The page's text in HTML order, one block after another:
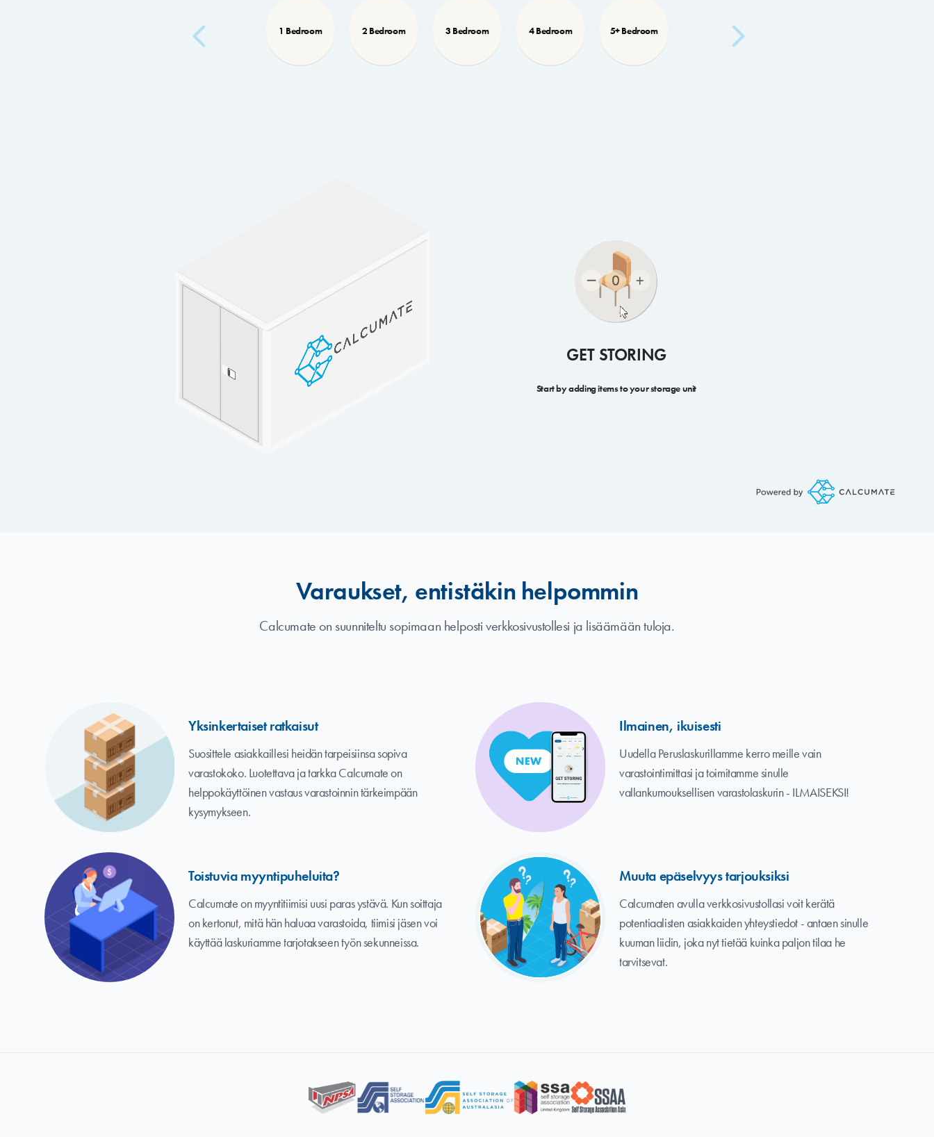
1 Bedroom 2 Bedroom 3 Bedroom 4 Bedroom 5+ Bedroom
GET STORING
Start by adding items to your storage unit
Varaukset, entistäkin helpommin
Calcumate on suunniteltu sopimaan helposti verkkosivustollesi ja lisäämään tuloja.
Yksinkertaiset ratkaisut
Suosittele asiakkaillesi heidän tarpeisiinsa sopiva
varastokoko. Luotettava ja tarkka Calcumate on
helppokäyttöinen vastaus varastoinnin tärkeimpään
kysymykseen.
Ilmainen, ikuisesti
Uudella Peruslaskurillamme kerro meille vain
varastointimittasi ja toimitamme sinulle
vallankumouksellisen varastolaskurin - ILMAISEKSI!
Toistuvia myyntipuheluita?
Calcumate on myyntitiimisi uusi paras ystävä. Kun soittaja
on kertonut, mitä hän haluaa varastoida, tiimisi jäsen voi
käyttää laskuriamme tarjotakseen työn sekunneissa.
Muuta epäselvyys tarjouksiksi
Calcumaten avulla verkkosivustollasi voit kerätä
potentiaalisten asiakkaiden yhteystiedot - antaen sinulle
kuuman liidin, joka nyt tietää kuinka paljon tilaa he
tarvitsevat.